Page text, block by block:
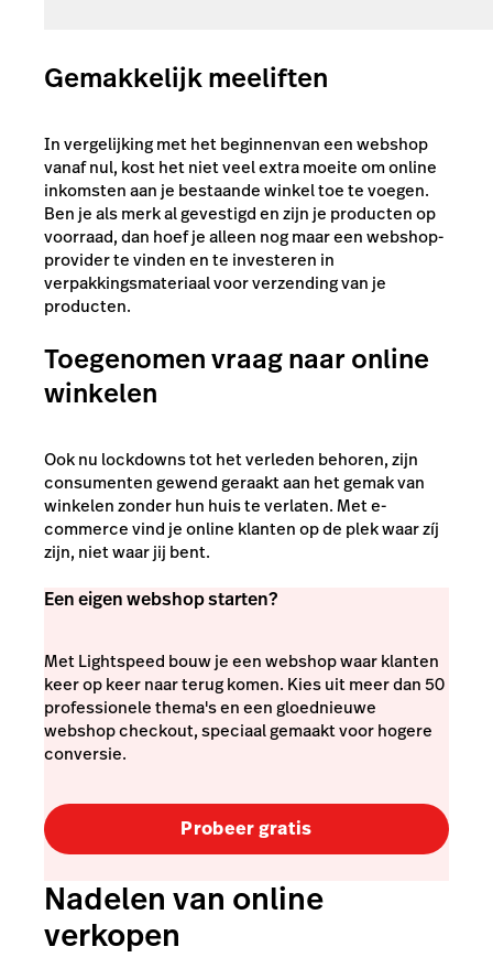
Gemakkelijk meeliften
In vergelijking met het beginnenvan een webshop
vanaf nul, kost het niet veel extra moeite om online
inkomsten aan je bestaande winkel toe te voegen.
Ben je als merk al gevestigd en zijn je producten op
voorraad, dan hoef je alleen nog maar een webshop-
provider te vinden en te investeren in
verpakkingsmateriaal voor verzending van je
producten.
Toegenomen vraag naar online
winkelen
Ook nu lockdowns tot het verleden behoren, zijn
consumenten gewend geraakt aan het gemak van
winkelen zonder hun huis te verlaten. Met e-
commerce vind je online klanten op de plek waar zíj
zijn, niet waar jij bent.
Een eigen webshop starten?
Met Lightspeed bouw je een webshop waar klanten
keer op keer naar terug komen. Kies uit meer dan 50
professionele thema's en een gloednieuwe
webshop checkout, speciaal gemaakt voor hogere
conversie.
Probeer gratis
Nadelen van online
verkopen